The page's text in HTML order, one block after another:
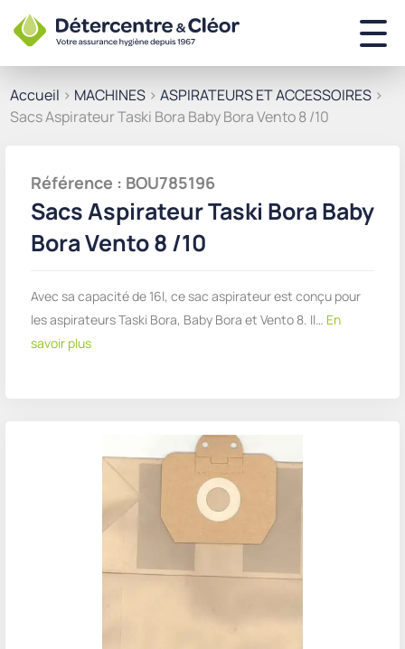
Accueil > MACHINES > ASPIRATEURS ET ACCESSOIRES >
Sacs Aspirateur Taski Bora Baby Bora Vento 8 /10
Référence : BOU785196
Sacs Aspirateur Taski Bora Baby
Bora Vento 8 /10
Avec sa capacité de 16l, ce sac aspirateur est conçu pour
les aspirateurs Taski Bora, Baby Bora et Vento 8. Il… En
savoir plus